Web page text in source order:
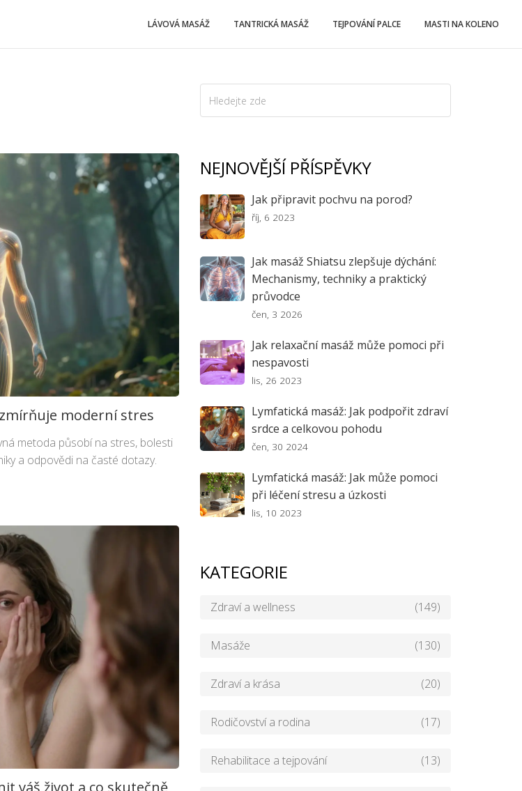
LÁVOVÁ MASÁŽ TANTRICKÁ MASÁŽ TEJPOVÁNÍ PALCE MASTI NA KOLENO
moderní stres
metoda působí na stres, bolesti
a odpovědi na časté dotazy.
váš život a co skutečně
NEJNOVĚJŠÍ PŘÍSPĚVKY
Jak připravit pochvu na porod?
říj, 6 2023
Jak masáž Shiatsu zlepšuje dýchání:
Mechanismy, techniky a praktický
průvodce
čen, 3 2026
Jak relaxační masáž může pomoci při
nespavosti
lis, 26 2023
Lymfatická masáž: Jak podpořit zdraví
srdce a celkovou pohodu
čen, 30 2024
Lymfatická masáž: Jak může pomoci
při léčení stresu a úzkosti
lis, 10 2023
KATEGORIE
Zdraví a wellness (149)
Masáže (130)
Zdraví a krása (20)
Rodičovství a rodina (17)
Rehabilitace a tejpování (13)